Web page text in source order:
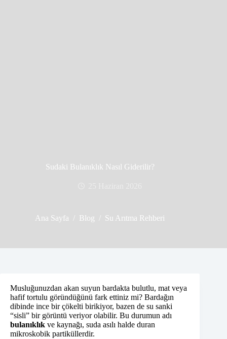
Sudaki Bulanıklık Nasıl Giderilir?
Ana Sayfa / Blog / Su Arıtma Rehberi
Musluğunuzdan akan suyun bardakta bulutlu, mat veya
hafif tortulu göründüğünü fark ettiniz mi? Bardağın
dibinde ince bir çökelti birikiyor, bazen de su sanki
“sisli” bir görüntü veriyor olabilir. Bu durumun adı
bulanıklık ve kaynağı, suda asılı halde duran
mikroskobik partiküllerdir.